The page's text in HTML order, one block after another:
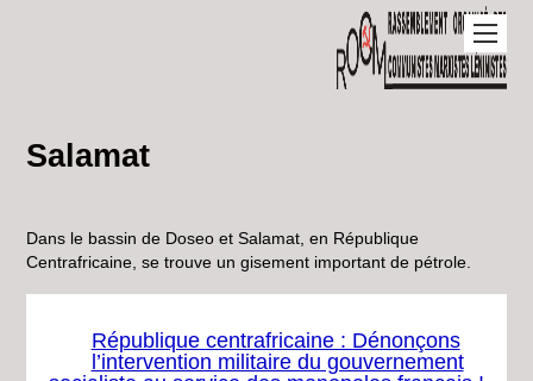
Salamat
Dans le bassin de Doseo et Salamat, en République
Centrafricaine, se trouve un gisement important de pétrole.
République centrafricaine : Dénonçons
l’intervention militaire du gouvernement